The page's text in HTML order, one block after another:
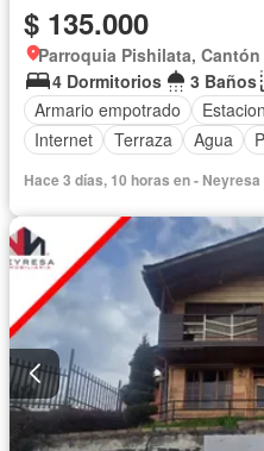
$ 135.000
Parroquia Pishilata,
4 Dormitorios
3 Baños
Armario empotrado
Internet
Terraza Agua
Hace 3 días, 10 horas en -